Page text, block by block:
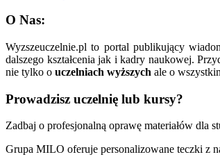
O Nas:
Wyzszeuczelnie.pl to portal publikujący
dalszego kształcenia jak i kadry naukowej.
nie tylko o uczelniach wyższych ale o
Prowadzisz uczelnię lub kursy?
Zadbaj o profesjonalną oprawę materiałów dla
Grupa MILO oferuje personalizowane teczki z